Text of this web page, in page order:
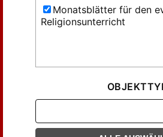
Monatsblätter für den
Religionsunterricht